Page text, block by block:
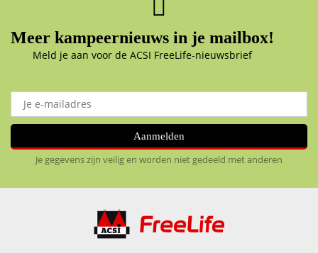
Meer kampeernieuws in je mailbox!
Meld je aan voor de ACSI FreeLife-nieuwsbrief
Aanmelden
Je gegevens zijn veilig en worden niet gedeeld met anderen